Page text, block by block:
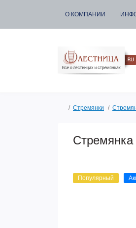
О КОМПАНИИ
Стремянки
Стремянка
Популярный